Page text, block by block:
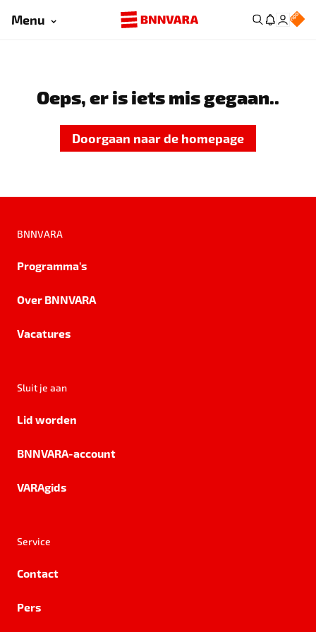
Menu
Oeps, er is iets mis gegaan..
Doorgaan naar de homepage
BNNVARA
Programma's
Over BNNVARA
Vacatures
Sluit je aan
Lid worden
BNNVARA-account
VARAgids
Service
Contact
Pers